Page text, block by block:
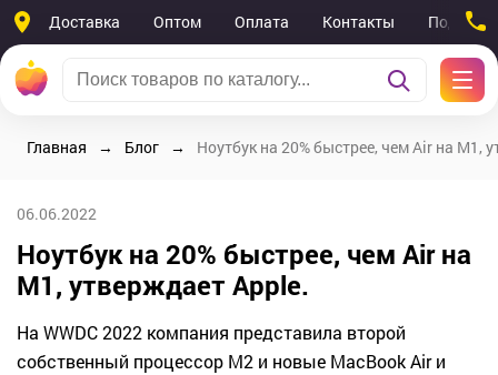
Доставка Оптом Оплата Контакты
Главная Блог Ноутбук на 20% быстрее, чем Air на M1,
06.06.2022
Ноутбук на 20% быстрее, чем Air на
M1, утверждает Apple.
На WWDC 2022 компания представила второй
собственный процессор M2 и новые MacBook Air и